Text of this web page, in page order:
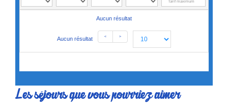
Aucun résultat
Aucun résultat < >
Les séjours que vous pourriez aimer